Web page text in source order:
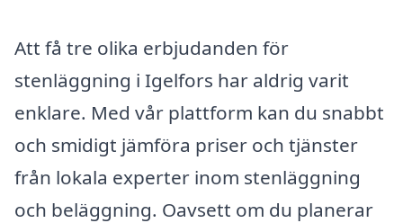
Att få tre olika erbjudanden för
stenläggning i Igelfors har aldrig varit
enklare. Med vår plattform kan du snabbt
och smidigt jämföra priser och tjänster
från lokala experter inom stenläggning
och beläggning. Oavsett om du planerar